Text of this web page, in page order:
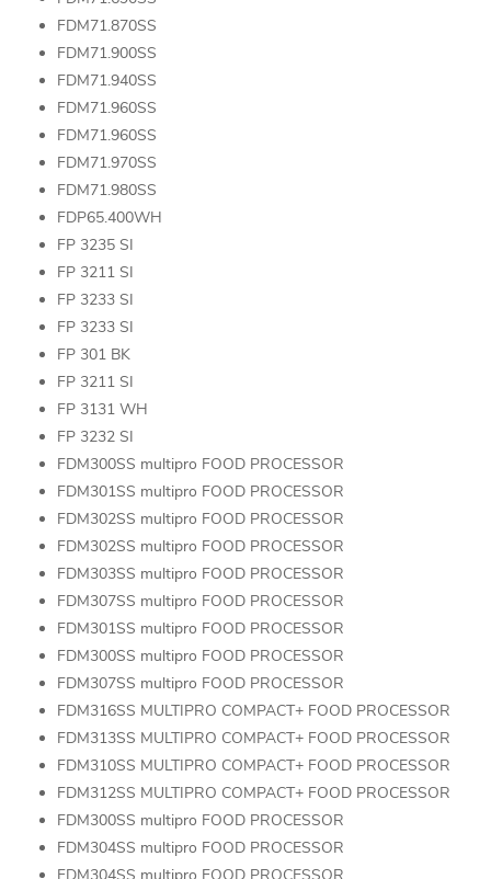
FDM71.870SS
FDM71.900SS
FDM71.940SS
FDM71.960SS
FDM71.960SS
FDM71.970SS
FDM71.980SS
FDP65.400WH
FP 3235 SI
FP 3211 SI
FP 3233 SI
FP 3233 SI
FP 301 BK
FP 3211 SI
FP 3131 WH
FP 3232 SI
FDM300SS multipro FOOD PROCESSOR
FDM301SS multipro FOOD PROCESSOR
FDM302SS multipro FOOD PROCESSOR
FDM302SS multipro FOOD PROCESSOR
FDM303SS multipro FOOD PROCESSOR
FDM307SS multipro FOOD PROCESSOR
FDM301SS multipro FOOD PROCESSOR
FDM300SS multipro FOOD PROCESSOR
FDM307SS multipro FOOD PROCESSOR
FDM316SS MULTIPRO COMPACT+ FOOD PROCESSOR
FDM313SS MULTIPRO COMPACT+ FOOD PROCESSOR
FDM310SS MULTIPRO COMPACT+ FOOD PROCESSOR
FDM312SS MULTIPRO COMPACT+ FOOD PROCESSOR
FDM300SS multipro FOOD PROCESSOR
FDM304SS multipro FOOD PROCESSOR